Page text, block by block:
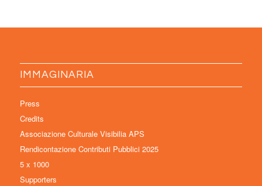
IMMAGINARIA
Press
Credits
Associazione Culturale Visibilia APS
Rendicontazione Contributi Pubblici 2025
5 x 1000
Supporters